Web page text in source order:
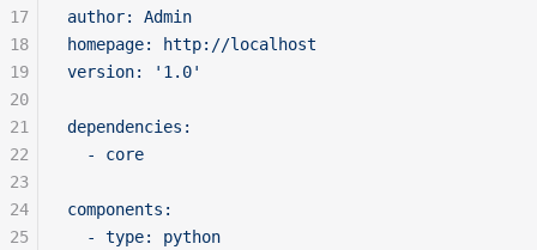
author: Admin
homepage: http://localhost
version: '1.0'
dependencies:
  - core
components:
  - type: python
17
18
19
20
21
22
23
24
25